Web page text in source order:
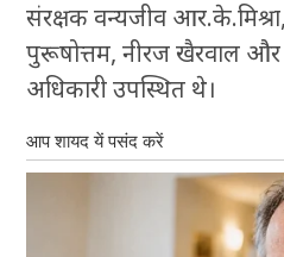
संरक्षक वन्यजीव
पुरूषोत्तम, नीरज खैरवाल
अधिकारी उपस्थित थे।